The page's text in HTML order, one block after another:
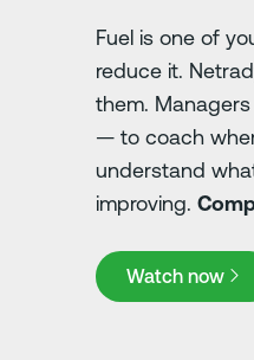
Fuel is one of
reduce it.
them.
— to coach
understand
improving.
Watch now
Watch now